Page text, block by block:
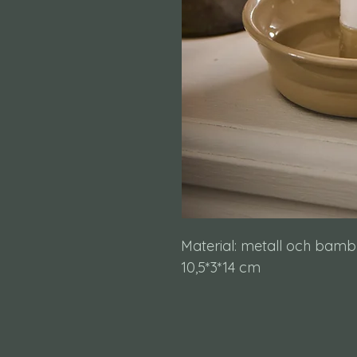
Material: metall och
10,5*3*14 cm